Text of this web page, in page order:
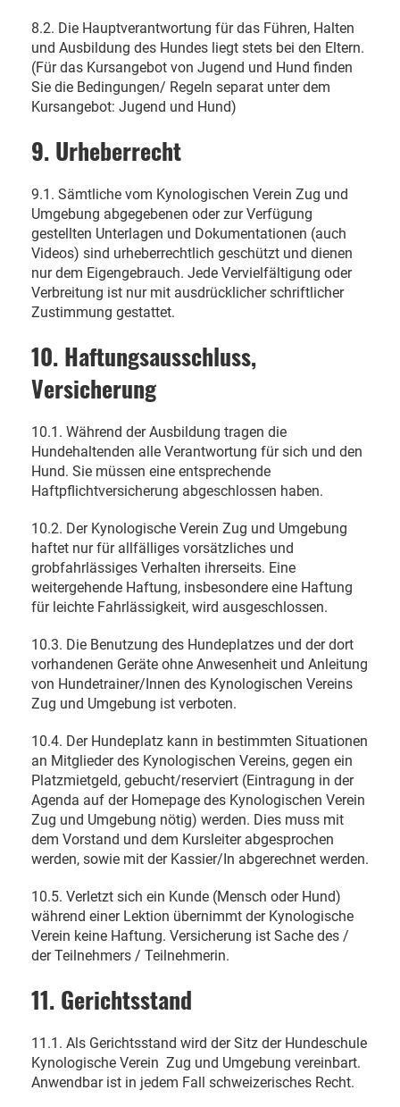
8.2. Die Hauptverantwortung für das Führen, Halten
und Ausbildung des Hundes liegt stets bei den Eltern.
(Für das Kursangebot von Jugend und Hund finden
Sie die Bedingungen/ Regeln separat unter dem
Kursangebot: Jugend und Hund)
9. Urheberrecht
9.1. Sämtliche vom Kynologischen Verein Zug und
Umgebung abgegebenen oder zur Verfügung
gestellten Unterlagen und Dokumentationen (auch
Videos) sind urheberrechtlich geschützt und dienen
nur dem Eigengebrauch. Jede Vervielfältigung oder
Verbreitung ist nur mit ausdrücklicher schriftlicher
Zustimmung gestattet.
10. Haftungsausschluss,
Versicherung
10.1. Während der Ausbildung tragen die
Hundehaltenden alle Verantwortung für sich und den
Hund. Sie müssen eine entsprechende
Haftpflichtversicherung abgeschlossen haben.
10.2. Der Kynologische Verein Zug und Umgebung
haftet nur für allfälliges vorsätzliches und
grobfahrlässiges Verhalten ihrerseits. Eine
weitergehende Haftung, insbesondere eine Haftung
für leichte Fahrlässigkeit, wird ausgeschlossen.
10.3. Die Benutzung des Hundeplatzes und der dort
vorhandenen Geräte ohne Anwesenheit und Anleitung
von Hundetrainer/Innen des Kynologischen Vereins
Zug und Umgebung ist verboten.
10.4. Der Hundeplatz kann in bestimmten Situationen
an Mitglieder des Kynologischen Vereins, gegen ein
Platzmietgeld, gebucht/reserviert (Eintragung in der
Agenda auf der Homepage des Kynologischen Verein
Zug und Umgebung nötig) werden. Dies muss mit
dem Vorstand und dem Kursleiter abgesprochen
werden, sowie mit der Kassier/In abgerechnet werden.
10.5. Verletzt sich ein Kunde (Mensch oder Hund)
während einer Lektion übernimmt der Kynologische
Verein keine Haftung. Versicherung ist Sache des /
der Teilnehmers / Teilnehmerin.
11. Gerichtsstand
11.1. Als Gerichtsstand wird der Sitz der Hundeschule
Kynologische Verein Zug und Umgebung vereinbart.
Anwendbar ist in jedem Fall schweizerisches Recht.